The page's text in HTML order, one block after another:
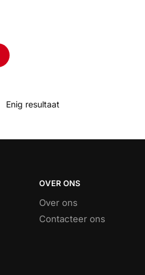
Enig resultaat
OVER ONS
Over ons
Contacteer ons